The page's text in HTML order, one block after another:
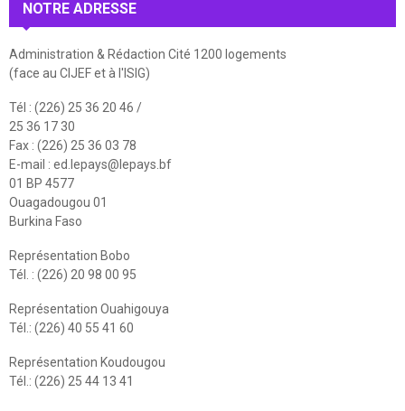
NOTRE ADRESSE
Administration & Rédaction Cité 1200 logements
(face au CIJEF et à l'ISIG)
Tél : (226) 25 36 20 46 /
25 36 17 30
Fax : (226) 25 36 03 78
E-mail : ed.lepays@lepays.bf
01 BP 4577
Ouagadougou 01
Burkina Faso
Représentation Bobo
Tél. : (226) 20 98 00 95
Représentation Ouahigouya
Tél.: (226) 40 55 41 60
Représentation Koudougou
Tél.: (226) 25 44 13 41